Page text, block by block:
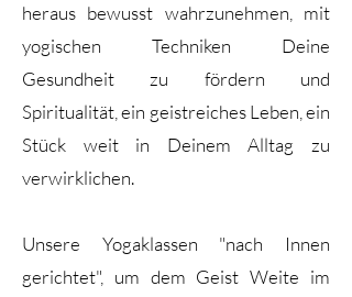
heraus bewusst wahrzunehmen, mit
yogischen Techniken Deine
Gesundheit zu fördern und
Spiritualität, ein geistreiches Leben, ein
Stück weit in Deinem Alltag zu
verwirklichen.
Unsere Yogaklassen "nach Innen
gerichtet", um dem Geist Weite im